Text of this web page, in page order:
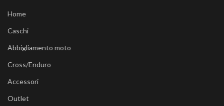
Home
Caschi
Abbigliamento moto
Cross/Enduro
Accessori
Outlet